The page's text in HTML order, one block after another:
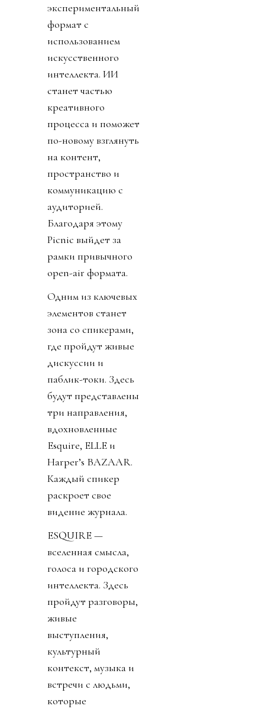
экспериментальный
формат с
использованием
искусственного
интеллекта. ИИ
станет частью
креативного
процесса и поможет
по-новому взглянуть
на контент,
пространство и
коммуникацию с
аудиторией.
Благодаря этому
Picnic выйдет за
рамки привычного
open-air формата.
Одним из ключевых
элементов станет
зона со спикерами,
где пройдут живые
дискуссии и
паблик-токи. Здесь
будут представлены
три направления,
вдохновленные
Esquire, ELLE и
Harper’s BAZAAR.
Каждый спикер
раскроет свое
видение журнала.
ESQUIRE —
вселенная смысла,
голоса и городского
интеллекта. Здесь
пройдут разговоры,
живые
выступления,
культурный
контекст, музыка и
встречи с людьми,
которые